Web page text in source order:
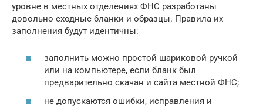
уровне в местных отделениях ФНС разработаны
довольно сходные бланки и образцы. Правила их
заполнения будут идентичны:
заполнить можно простой шариковой ручкой
или на компьютере, если бланк был
предварительно скачан и сайта местной ФНС;
не допускаются ошибки, исправления и